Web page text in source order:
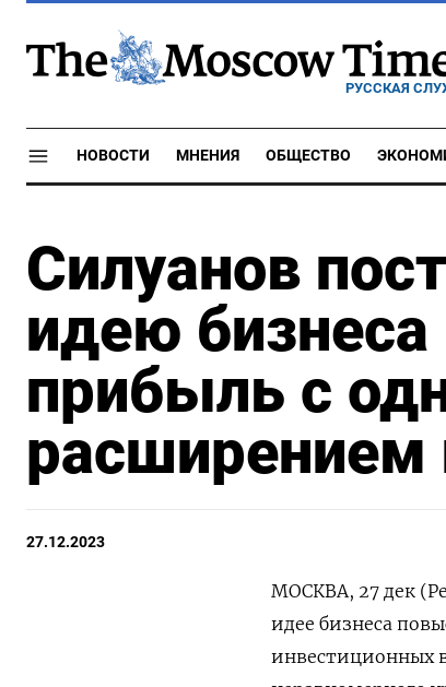
РУССКАЯ
НОВОСТИ МНЕНИЯ ОБЩЕСТВО
Силуанов
идею бизнеса
прибыль c
расширением
27.12.2023
МОСКВА, 27 дек
идее бизнеса
инвестиционных